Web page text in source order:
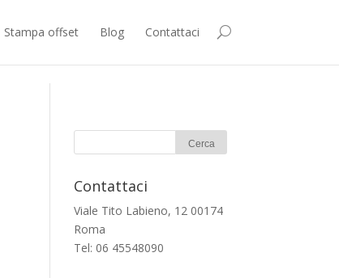
Stampa offset Blog Contattaci
Contattaci
Viale Tito Labieno, 12 00174
Roma
Tel: 06 45548090